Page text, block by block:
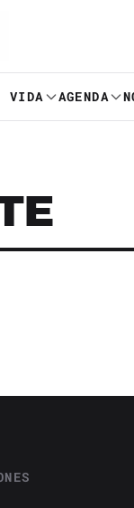
VIDA AGENDA